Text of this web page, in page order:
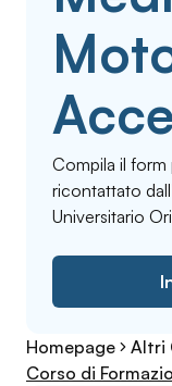
Compila il form
ricontattato
Universitario
Homepage
Altri
Corso di